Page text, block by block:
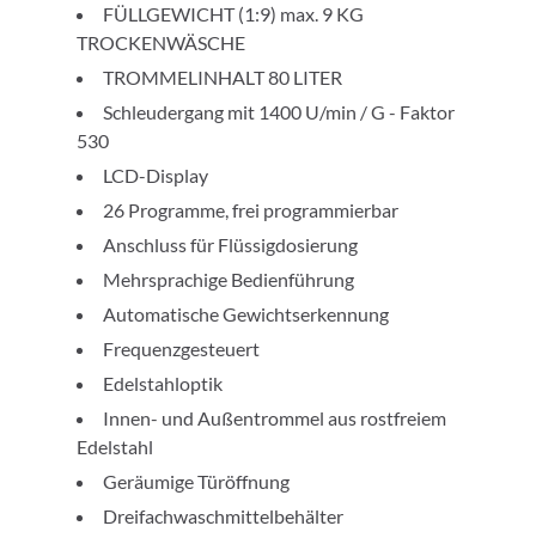
FÜLLGEWICHT (1:9) max. 9 KG
TROCKENWÄSCHE
TROMMELINHALT 80 LITER
Schleudergang mit 1400 U/min / G - Faktor
530
LCD-Display
26 Programme, frei programmierbar
Anschluss für Flüssigdosierung
Mehrsprachige Bedienführung
Automatische Gewichtserkennung
Frequenzgesteuert
Edelstahloptik
Innen- und Außentrommel aus rostfreiem
Edelstahl
Geräumige Türöffnung
Dreifachwaschmittelbehälter